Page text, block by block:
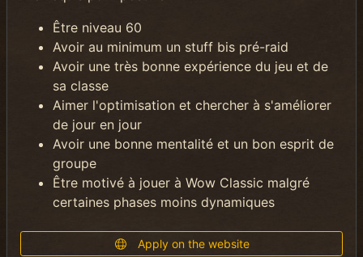
Être niveau 60
Avoir au minimum un stuff bis pré-raid
Avoir une très bonne expérience du jeu et de
sa classe
Aimer l'optimisation et chercher à s'améliorer
de jour en jour
Avoir une bonne mentalité et un bon esprit de
groupe
Être motivé à jouer à Wow Classic malgré
certaines phases moins dynamiques
Apply on the website